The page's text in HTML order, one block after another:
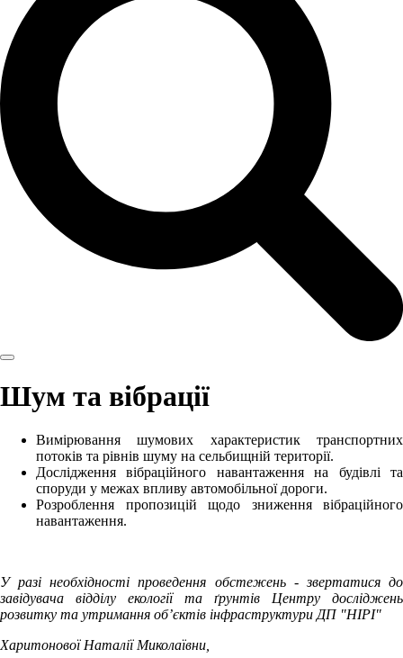
Шум та вібрації
Вимірювання шумових характеристик транспортних
потоків та рівнів шуму на сельбищній території.
Дослідження вібраційного навантаження на будівлі та
споруди у межах впливу автомобільної дороги.
Розроблення пропозицій щодо зниження вібраційного
навантаження.
У разі необхідності проведення обстежень - звертатися до
завідувача відділу екології та ґрунтів Центру досліджень
розвитку та утримання об’єктів інфраструктури ДП "НІРІ"
Харитонової Наталії Миколаївни,